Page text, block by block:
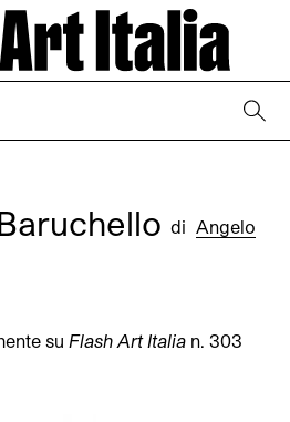
di Angelo
suFlash Art Italia n. 303